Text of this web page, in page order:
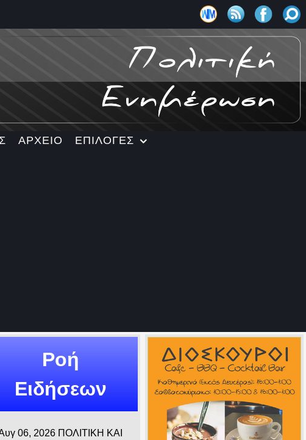
ΑΡΧΕΙΟ ΕΠΙΛΟΓΕΣ
Ροή
Ειδήσεων
06, 2026 ΠΟΛΙΤΙΚΗ ΚΑΙ